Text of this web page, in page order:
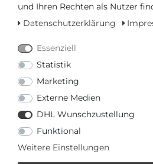
oder
oder€ mtl.
mehr Informationen zum
* inkl. ges. MwSt. zzgl.
und Ihren Rechten als Nutzer
Datenschutzerklärung
Essenziell
Statistik
Marketing
Externe Medien
DHL Wunschzustellung
Funktional
Weitere Einstellungen